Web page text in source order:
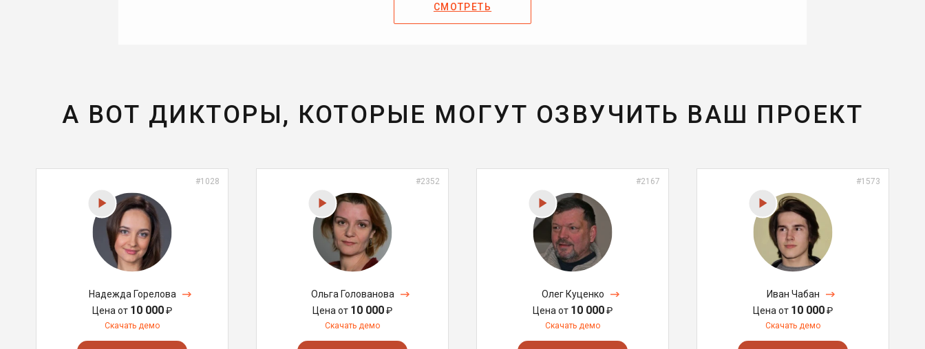
СМОТРЕТЬ
А ВОТ ДИКТОРЫ, КОТОРЫЕ МОГУТ ОЗВУЧИТЬ ВАШ ПРОЕКТ
#1028
Надежда Горелова
Цена от 10 000₽
Скачать демо
#2352
Ольга Голованова
Цена от 10 000₽
Скачать демо
#2167
Олег Куценко
Цена от 10 000₽
Скачать демо
#1573
Иван Чабан
Цена от 10 000₽
Скачать демо